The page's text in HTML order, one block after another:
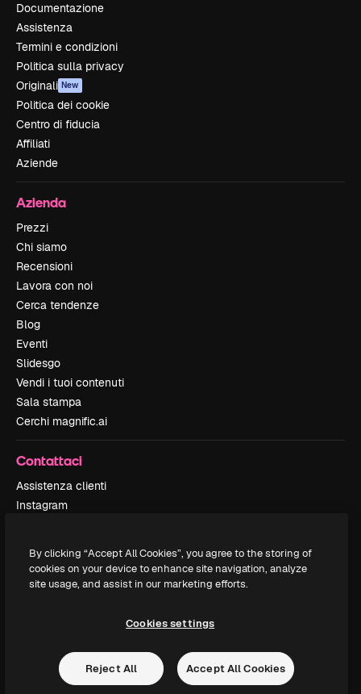
Documentazione
Assistenza
Termini e condizioni
Politica sulla privacy
Originali New
Politica dei cookie
Centro di fiducia
Affiliati
Aziende
Azienda
Prezzi
Chi siamo
Recensioni
Lavora con noi
Cerca tendenze
Blog
Eventi
Slidesgo
Vendi i tuoi contenuti
Sala stampa
Cerchi magnific.ai
Contattaci
Assistenza clienti
Instagram
TikTok
Discord
Copyright © 2010- Freepik Company S.L.U. Tutti i diritti riservati
By clicking “Accept All Cookies”, you agree to the storing of
cookies on your device to enhance site navigation, analyze
site usage, and assist in our marketing efforts.
Cookies settings
Reject All Accept All Cookies